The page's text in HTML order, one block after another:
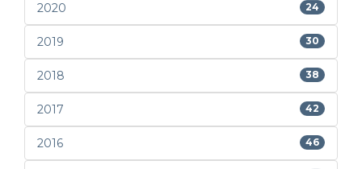
2020 24
2019 30
2018 38
2017 42
2016 46